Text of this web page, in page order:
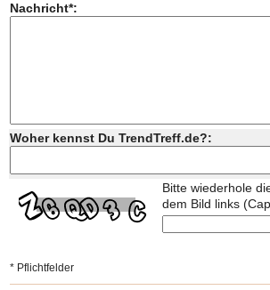
Nachricht*:
Woher kennst Du TrendTreff.de?:
Bitte wiederhole
dem Bild links
* Pflichtfelder